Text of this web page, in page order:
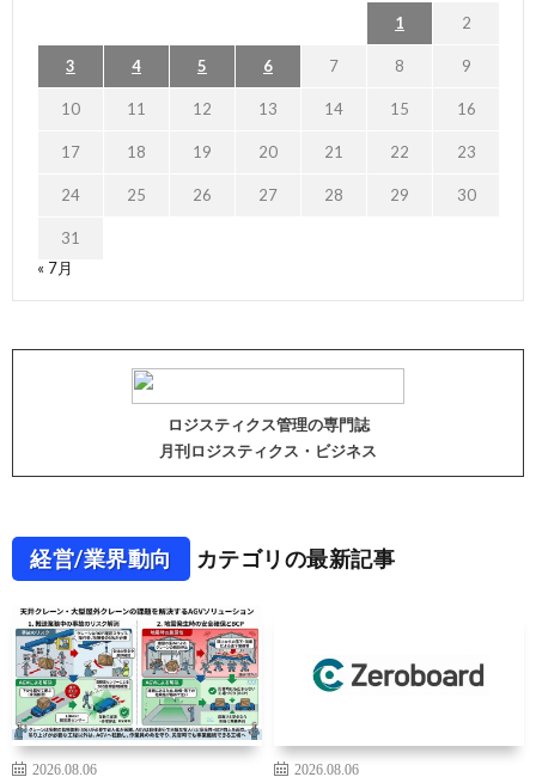
1 2
3 4 5 6 7 8 9
10 11 12 13 14 15 16
17 18 19 20 21 22 23
24 25 26 27 28 29 30
31
« 7月
ロジスティクス管理の専門誌
月刊ロジスティクス・ビジネス
経営/業界動向 カテゴリの最新記事
2026.08.06
2026.08.06